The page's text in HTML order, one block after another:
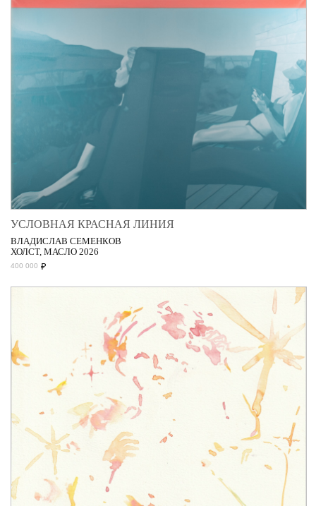
УСЛОВНАЯ КРАСНАЯ ЛИНИЯ
ВЛАДИСЛАВ СЕМЕНКОВ
ХОЛСТ, МАСЛО 2026
400 000 ₽